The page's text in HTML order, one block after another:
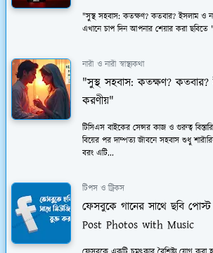
"সুস্থ সহবাস: কতক্ষণ? কতবার? ইসলাম ও
এখানে চাপ দিন আপনার শেয়ার করা
নারী ও নারী স্বাস্থ্যকথা
"সুস্থ সহবাস: কতক্ষণ? কতবার?
করণীয়"
টিসিএস বাইকের সেন্সর কাজ ও গুরুত্ব
বিয়ের পর দাম্পত্য জীবনে সহবাস শুধু
বরং এটি...
টিপস ও ট্রিকস
ফেসবুকে গানের সাথে ছবি
Post Photos with Music